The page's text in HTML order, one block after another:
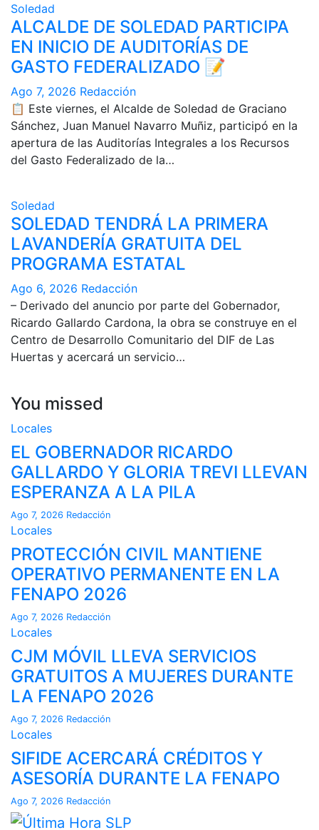
Soledad
ALCALDE DE SOLEDAD PARTICIPA
EN INICIO DE AUDITORÍAS DE
GASTO FEDERALIZADO 📝
Ago 7, 2026 Redacción
📋 Este viernes, el Alcalde de Soledad de Graciano
Sánchez, Juan Manuel Navarro Muñiz, participó en la
apertura de las Auditorías Integrales a los Recursos
del Gasto Federalizado de la…
Soledad
SOLEDAD TENDRÁ LA PRIMERA
LAVANDERÍA GRATUITA DEL
PROGRAMA ESTATAL
Ago 6, 2026 Redacción
– Derivado del anuncio por parte del Gobernador,
Ricardo Gallardo Cardona, la obra se construye en el
Centro de Desarrollo Comunitario del DIF de Las
Huertas y acercará un servicio…
You missed
Locales
EL GOBERNADOR RICARDO
GALLARDO Y GLORIA TREVI LLEVAN
ESPERANZA A LA PILA
Ago 7, 2026 Redacción
Locales
PROTECCIÓN CIVIL MANTIENE
OPERATIVO PERMANENTE EN LA
FENAPO 2026
Ago 7, 2026 Redacción
Locales
CJM MÓVIL LLEVA SERVICIOS
GRATUITOS A MUJERES DURANTE
LA FENAPO 2026
Ago 7, 2026 Redacción
Locales
SIFIDE ACERCARÁ CRÉDITOS Y
ASESORÍA DURANTE LA FENAPO
Ago 7, 2026 Redacción